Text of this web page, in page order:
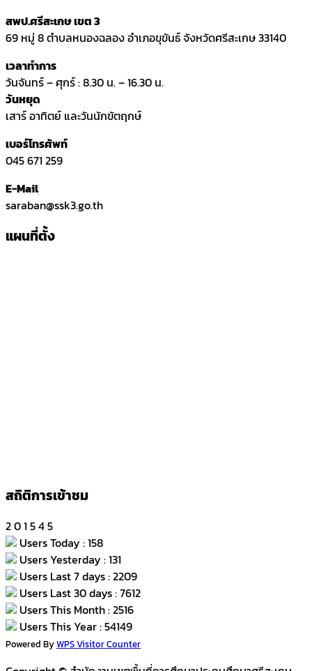
สพป.ศรีสะเกษ เขต 3
69 หมู่ 8 ตำบลหนองฉลอง อำเภอขุขันธ์ จังหวัดศรีสะเกษ 33140
เวลาทำการ
วันจันทร์ – ศุกร์ : 8.30 น. – 16.30 น.
วันหยุด
เสาร์ อาทิตย์ และวันนักขัตฤกษ์
เบอร์โทรศัพท์
045 671 259
E-Mail
saraban@ssk3.go.th
แผนที่ตั้ง
สถิติการเข้าชม
201 545
Users Today : 158
Users Yesterday : 131
Users Last 7 days : 2209
Users Last 30 days : 7612
Users This Month : 2516
Users This Year : 54149
Powered ByWPS Visitor Counter